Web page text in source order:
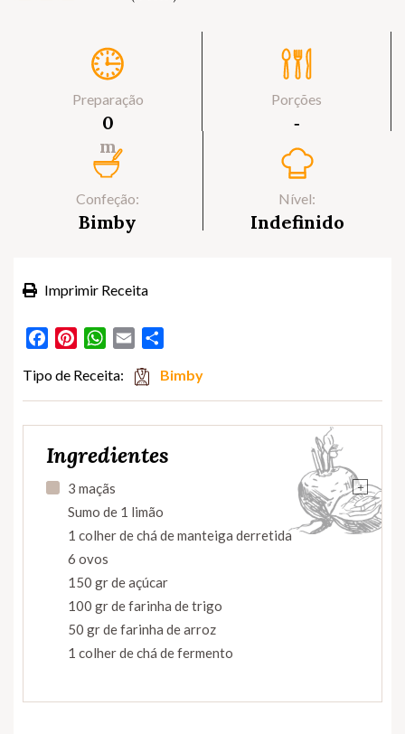
Preparação
0
m
Porções
‐
Confeção:
Bimby
Nível:
Indefinido
Imprimir Receita
FacebookPinterestWhatsApp
Email
Tipo de Receita: Bimby
Ingredientes
+
3 maçãs
Sumo de 1 limão
1 colher de chá de manteiga derretida
6 ovos
150 gr de açúcar
100 gr de farinha de trigo
50 gr de farinha de arroz
1 colher de chá de fermento